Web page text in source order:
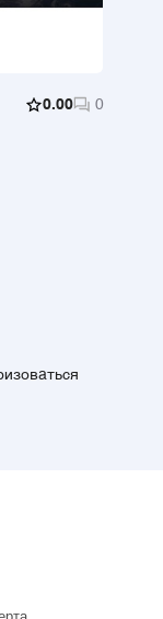
0.00 0